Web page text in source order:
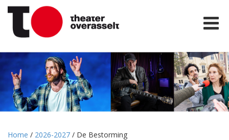
Home / 2026-2027 / De Bestorming